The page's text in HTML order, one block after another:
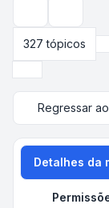
327 tópicos
Regressar
Detalhes da